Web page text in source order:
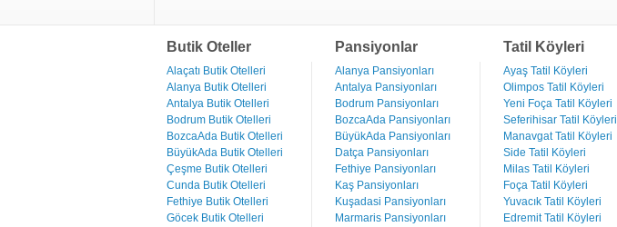
Butik Oteller
Alaçatı Butik Otelleri
Alanya Butik Otelleri
Antalya Butik Otelleri
Bodrum Butik Otelleri
BozcaAda Butik Otelleri
BüyükAda Butik Otelleri
Çeşme Butik Otelleri
Cunda Butik Otelleri
Fethiye Butik Otelleri
Göcek Butik Otelleri
Pansiyonlar
Alanya Pansiyonları
Antalya Pansiyonları
Bodrum Pansiyonları
BozcaAda Pansiyonları
BüyükAda Pansiyonları
Datça Pansiyonları
Fethiye Pansiyonları
Kaş Pansiyonları
Kuşadasi Pansiyonları
Marmaris Pansiyonları
Tatil Köyleri
Ayaş Tatil Köyleri
Olimpos Tatil Köyleri
Yeni Foça Tatil Köyleri
Seferihisar Tatil Köyleri
Manavgat Tatil Köyleri
Side Tatil Köyleri
Milas Tatil Köyleri
Foça Tatil Köyleri
Yuvacık Tatil Köyleri
Edremit Tatil Köyleri